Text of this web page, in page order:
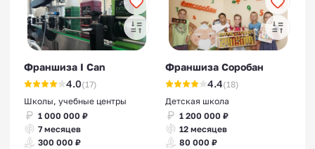
Франшиза I Can
4.0(17)
Школы, учебные центры
1 000 000 ₽
7 месяцев
300 000 ₽
Франшиза Соробан
4.4(18)
Детская школа
1 200 000 ₽
12 месяцев
80 000 ₽